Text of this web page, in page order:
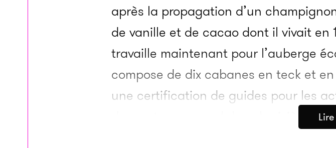
après la propagation d’un
de vanille et de cacao dont il vivait en
travaille maintenant pour l’auberge
compose de dix cabanes en teck et
une certification de guides pour les
descente en rappel dans la rivière